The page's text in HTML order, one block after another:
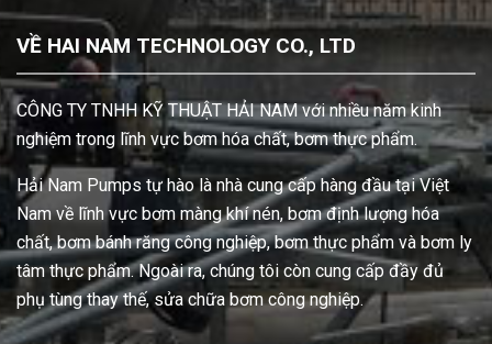
VỀ HAI NAM TECHNOLOGY CO., LTD
CÔNG TY TNHH KỸ THUẬT HẢI NAM với nhiều năm kinh
nghiệm trong lĩnh vực bơm hóa chất, bơm thực phẩm.
Hải Nam Pumps tự hào là nhà cung cấp hàng đầu tại Việt
Nam về lĩnh vực bơm màng khí nén, bơm định lượng hóa
chất, bơm bánh răng công nghiệp, bơm thực phẩm và bơm ly
tâm thực phẩm. Ngoài ra, chúng tôi còn cung cấp đầy đủ
phụ tùng thay thế, sửa chữa bơm công nghiệp.